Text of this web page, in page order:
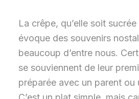
La crêpe, qu’elle soit
évoque des souvenirs
beaucoup d’entre nous.
se souviennent de leur
préparée avec un parent ou